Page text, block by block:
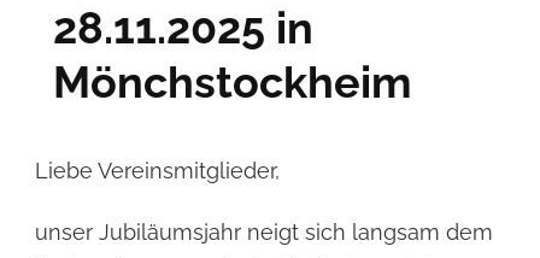
28.11.2025 in
Mönchstockheim
Liebe Vereinsmitglieder,
unser Jubiläumsjahr neigt sich langsam dem